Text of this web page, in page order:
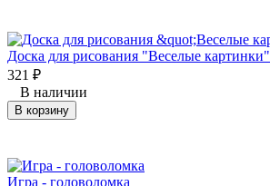
Доска для рисования "Веселые картинки"
321 ₽
В наличии
В корзину
Игра - головоломка